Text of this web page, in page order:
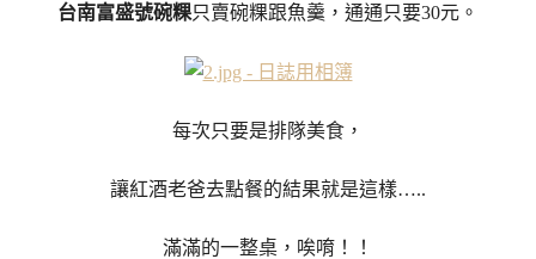
台南富盛號碗粿只賣碗粿跟魚羹，通通只要30元。
每次只要是排隊美食，
讓紅酒老爸去點餐的結果就是這樣…..
滿滿的一整桌，唉唷！！